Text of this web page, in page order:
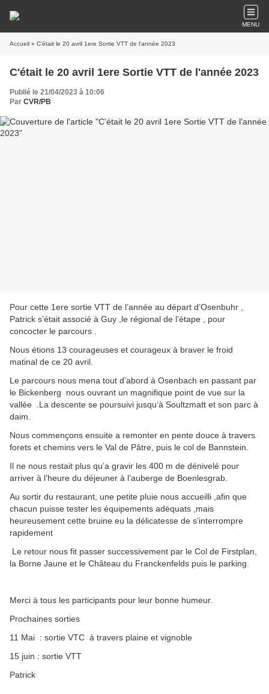
MENU
Accueil » C'était le 20 avril 1ere Sortie VTT de l'année 2023
C'était le 20 avril 1ere Sortie VTT de l'année 2023
Publié le 21/04/2023 à 10:06
Par CVR/PB
Pour cette 1ere sortie VTT de l’année au départ d’Osenbuhr ,
Patrick s’était associé à Guy ,le régional de l’étape , pour
concocter le parcours .
Nous étions 13 courageuses et courageux à braver le froid
matinal de ce 20 avril.
Le parcours nous mena tout d’abord à Osenbach en passant par
le Bickenberg nous ouvrant un magnifique point de vue sur la
vallée .La descente se poursuivi jusqu’à Soultzmatt et son parc à
daim.
Nous commençons ensuite a remonter en pente douce à travers
forets et chemins vers le Val de Pâtre, puis le col de Bannstein.
Il ne nous restait plus qu’a gravir les 400 m de dénivelé pour
arriver à l’heure du déjeuner à l’auberge de Boenlesgrab.
Au sortir du restaurant, une petite pluie nous accueilli ,afin que
chacun puisse tester les équipements adéquats ,mais
heureusement cette bruine eu la délicatesse de s’interrompre
rapidement
Le retour nous fit passer successivement par le Col de Firstplan,
la Borne Jaune et le Château du Franckenfelds puis le parking.
Merci à tous les participants pour leur bonne humeur.
Prochaines sorties
11 Mai : sortie VTC à travers plaine et vignoble
15 juin : sortie VTT
Patrick